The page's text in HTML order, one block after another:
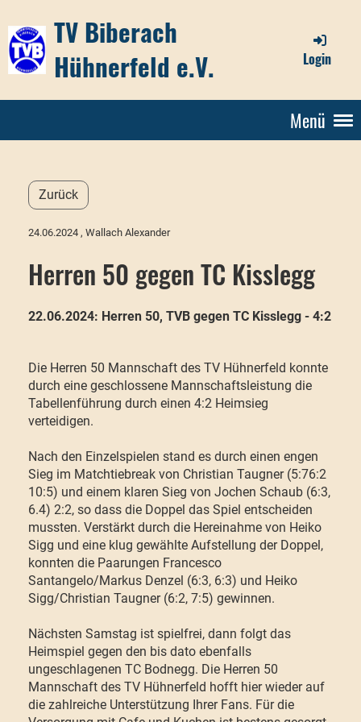
TV Biberach
Hühnerfeld e.V.
Login
Menü
Zurück
24.06.2024 , Wallach Alexander
Herren 50 gegen TC Kisslegg
22.06.2024: Herren 50, TVB gegen TC Kisslegg - 4:2
Die Herren 50 Mannschaft des TV Hühnerfeld konnte
durch eine geschlossene Mannschaftsleistung die
Tabellenführung durch einen 4:2 Heimsieg
verteidigen.
Nach den Einzelspielen stand es durch einen engen
Sieg im Matchtiebreak von Christian Taugner (5:76:2
10:5) und einem klaren Sieg von Jochen Schaub (6:3,
6.4) 2:2, so dass die Doppel das Spiel entscheiden
mussten. Verstärkt durch die Hereinahme von Heiko
Sigg und eine klug gewählte Aufstellung der Doppel,
konnten die Paarungen Francesco
Santangelo/Markus Denzel (6:3, 6:3) und Heiko
Sigg/Christian Taugner (6:2, 7:5) gewinnen.
Nächsten Samstag ist spielfrei, dann folgt das
Heimspiel gegen den bis dato ebenfalls
ungeschlagenen TC Bodnegg. Die Herren 50
Mannschaft des TV Hühnerfeld hofft hier wieder auf
die zahlreiche Unterstützung Ihrer Fans. Für die